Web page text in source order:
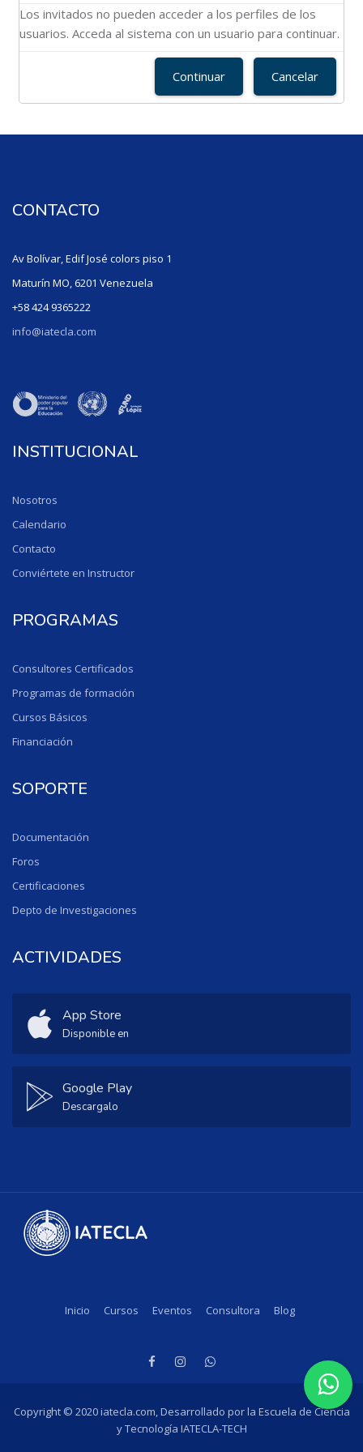
Los invitados no pueden acceder a los perfiles de los
usuarios. Acceda al sistema con un usuario para continuar.
Continuar Cancelar
CONTACTO
Av Bolívar, Edif José colors piso 1
Maturín MO, 6201 Venezuela
+58 424 9365222
info@iatecla.com
INSTITUCIONAL
Nosotros
Calendario
Contacto
Conviértete en Instructor
PROGRAMAS
Consultores Certificados
Programas de formación
Cursos Básicos
Financiación
SOPORTE
Documentación
Foros
Certificaciones
Depto de Investigaciones
ACTIVIDADES
App Store
Disponible en
Google Play
Descargalo
Inicio Cursos Eventos Consultora Blog
Copyright © 2020 iatecla.com, Desarrollado por la Escuela de Ciencia
y Tecnología IATECLA-TECH